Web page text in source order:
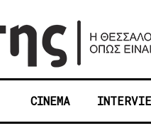
CINEMA